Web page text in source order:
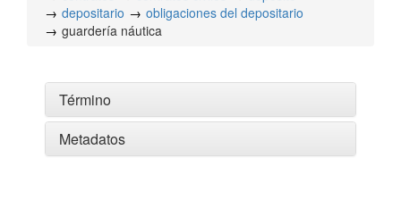
depositario
obligaciones del depositario
guardería náutica
Término
Metadatos